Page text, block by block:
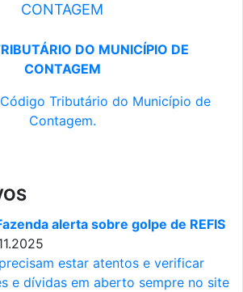
CONTAGEM
DO MUNICÍPIO DE
CONTAGEM
Tributário do Município de
Contagem.
alerta sobre golpe de REFIS
estar atentos e verificar
e dívidas em aberto sempre no site